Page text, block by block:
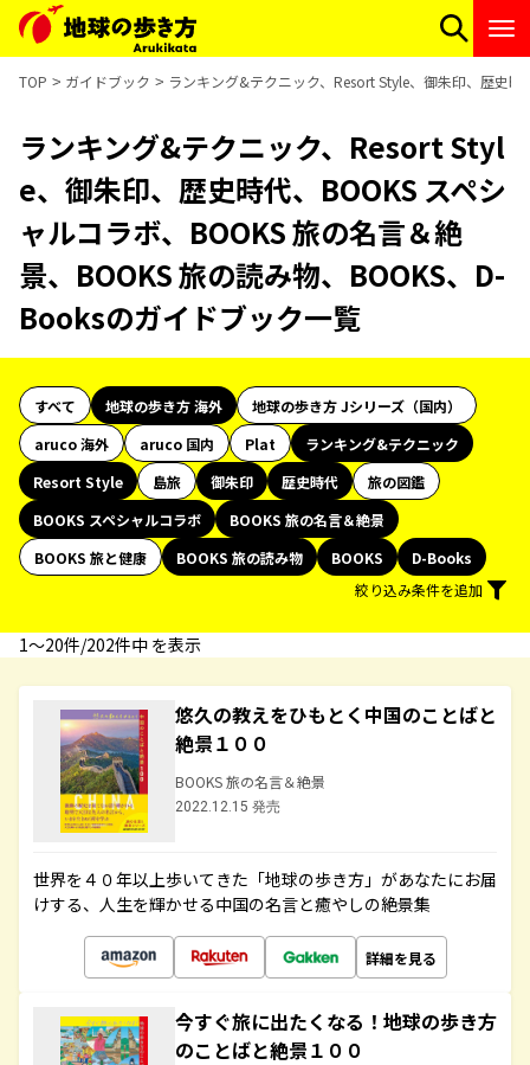
TOP ガイドブック ランキング&テクニック、Resort Style、御朱印、歴史
ランキング&テクニック、Resort Styl
e、御朱印、歴史時代、BOOKS スペシ
ャルコラボ、BOOKS 旅の名言＆絶
景、BOOKS 旅の読み物、BOOKS、D-
Booksのガイドブック一覧
すべて 地球の歩き方 海外
地球の歩き方 Jシリーズ（国内）
aruco 海外
aruco 国内 Plat
ランキング&テクニック
Resort Style
島旅 御朱印 歴史時代
旅の図鑑
BOOKS スペシャルコラボ
BOOKS 旅の名言＆絶景
BOOKS 旅と健康
BOOKS 旅の読み物 BOOKS
D-Books
絞り込み条件を追加
1〜20件/202件中 を表示
悠久の教えをひもとく中国のことばと
絶景１００
BOOKS 旅の名言＆絶景
2022.12.15 発売
世界を４０年以上歩いてきた「地球の歩き方」があなたにお届
けする、人生を輝かせる中国の名言と癒やしの絶景集
詳細を見る
今すぐ旅に出たくなる！地球の歩き方
のことばと絶景１００